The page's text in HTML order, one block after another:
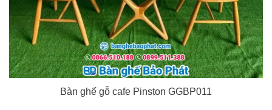
Bàn ghế gỗ cafe Pinston GGBP011